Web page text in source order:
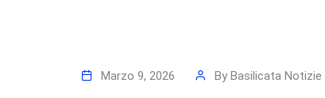
Marzo 9, 2026 By Basilicata Notizie